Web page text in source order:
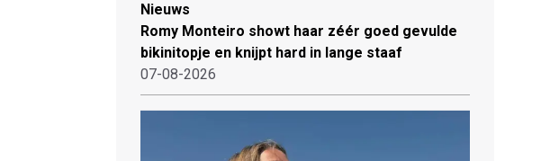
Nieuws
Romy Monteiro showt haar zéér goed gevulde
bikinitopje en knijpt hard in lange staaf
07-08-2026